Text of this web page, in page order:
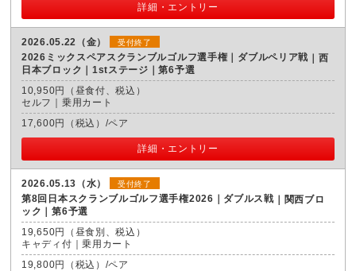
詳細・エントリー
2026.05.22（金） 受付終了
2026ミックスペアスクランブルゴルフ選手権｜ダブルペリア戦
西
日本ブロック｜1stステージ｜第6予選
10,950円（昼食付、税込）
セルフ｜乗用カート
17,600円（税込）/ペア
詳細・エントリー
2026.05.13（水） 受付終了
第8回日本スクランブルゴルフ選手権2026｜ダブルス戦
関西ブロ
ック｜第6予選
19,650円（昼食別、税込）
キャディ付｜乗用カート
19,800円（税込）/ペア